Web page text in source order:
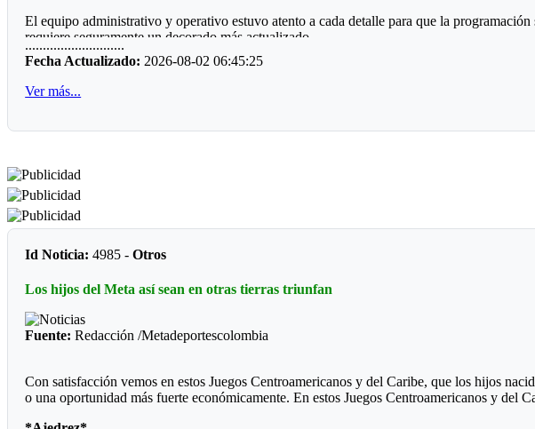
El equipo administrativo y operativo estuvo atento a cada detalle para que la
requiere seguramente un decorado más actualizado.
*Los clasificados*
Futbol
Prejuvenil masculino: Colegio Cofrem (Guamal)
Futbol de Salón
Juvenil femenino: Juan Rozo (Acacias)
Juvenil masculino: Pablo E. Riveros (Acacias)
Prejuvenil masculino: Colegio Cofrem (Acacias)
Juvenil masculino: Colegio Cofrem (Acacias)
Voleibol
............................
Fecha Actualizado: 2026-08-02 06:45:25
Ver más...
Id Noticia: 4985 -Otros
Los hijos del Meta así sean en otras tierras triunfan
Fuente: Redacción /Metadeportescolombia
Con satisfacción vemos en estos Juegos Centroamericanos y del Caribe, que los hijos
o una oportunidad más fuerte económicamente. En estos Juegos Centroamericanos y del